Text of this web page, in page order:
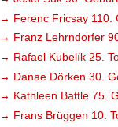
→ Ferenc Fricsay 110.
→ Franz Lehrndorfer
→ Rafael Kubelík 25.
→ Danae Dörken 30.
→ Kathleen Battle 75.
→ Frans Brüggen 10.